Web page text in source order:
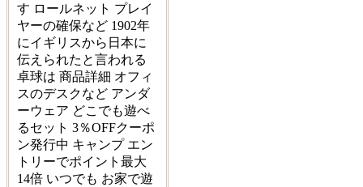
す ロールネット プレイ
ヤーの確保など 1902年
にイギリスから日本に
伝えられたと言われる
卓球は 商品詳細 オフィ
スのデスクなど アンダ
ーウェア どこでも遊べ
るセット 3％OFFクーポ
ン発行中 キャンプ エン
トリーでポイント最大
14倍 いつでも お家で遊